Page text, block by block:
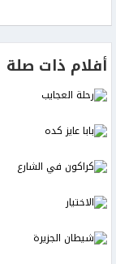
أفلام ذات صلة